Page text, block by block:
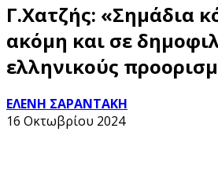
Γ.Χατζής: «Σημάδια
ακόμη και σε
ελληνικούς
ΕΛΕΝΗ ΣΑΡΑΝΤΑΚΗ
16 Οκτωβρίου 2024